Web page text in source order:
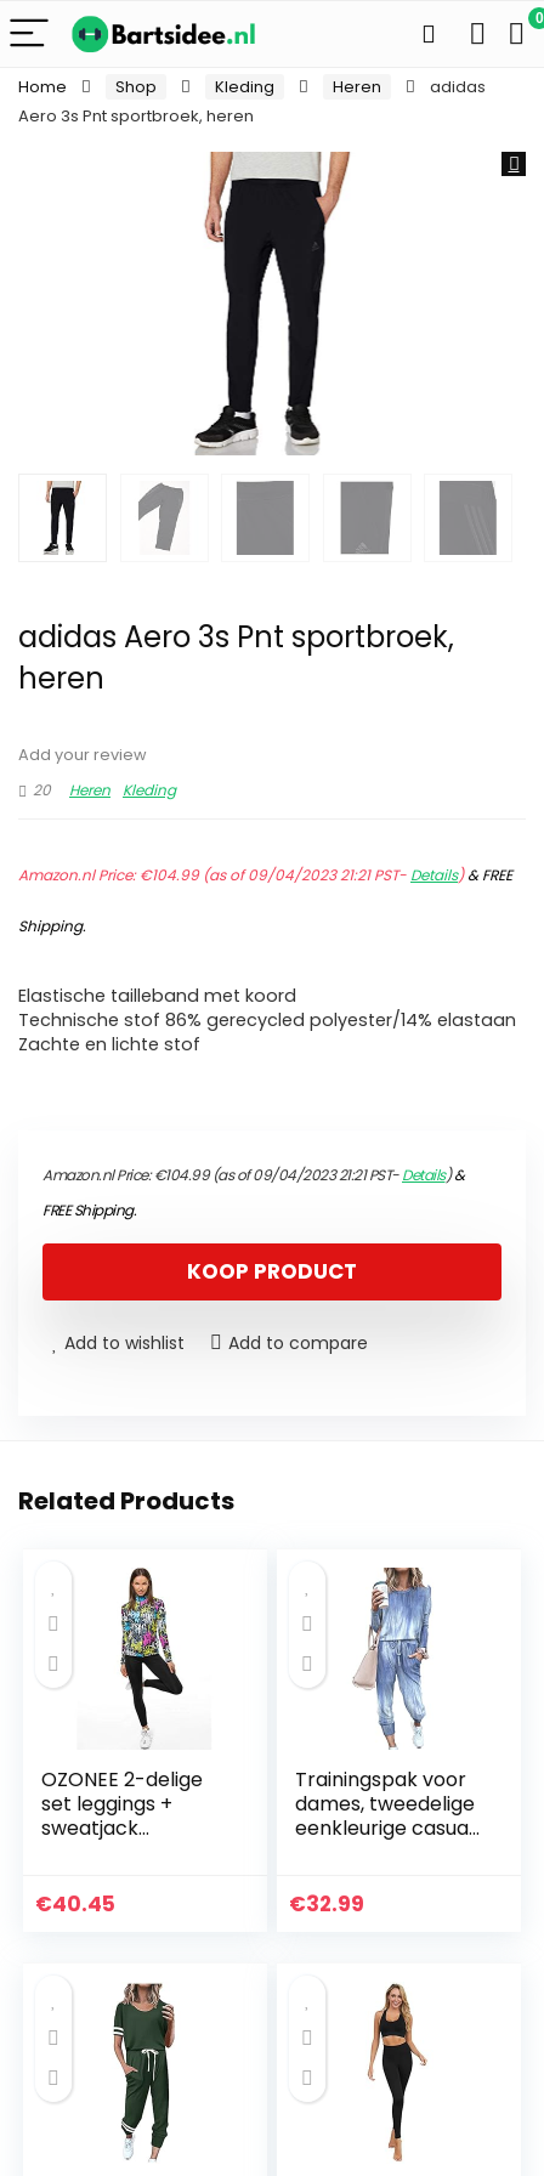
0
Home Shop Kleding Heren
adidas
Aero 3s Pnt sportbroek, heren
adidas Aero 3s Pnt sportbroek,
heren
Add your review
20
Heren Kleding
Amazon.nl Price:€104.99(as of 09/04/2023 21:21 PST- Details)&FREE
Shipping.
Elastische tailleband met koord
Technische stof 86% gerecycled polyester/14% elastaan
Zachte en lichte stof
Amazon.nl Price:€104.99(as of 09/04/2023 21:21 PST-Details)&
FREE Shipping.
KOOP PRODUCT
Add to wishlist Add to compare
Related Products
OZONEE 2-delige
set leggings +
sweatjack
joggingpak
€40.45
Trainingspak voor
dames, tweedelige
eenkleurige casual
sportswear
€32.99